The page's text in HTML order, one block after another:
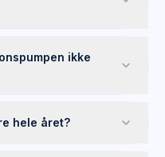
ikke
hele året?